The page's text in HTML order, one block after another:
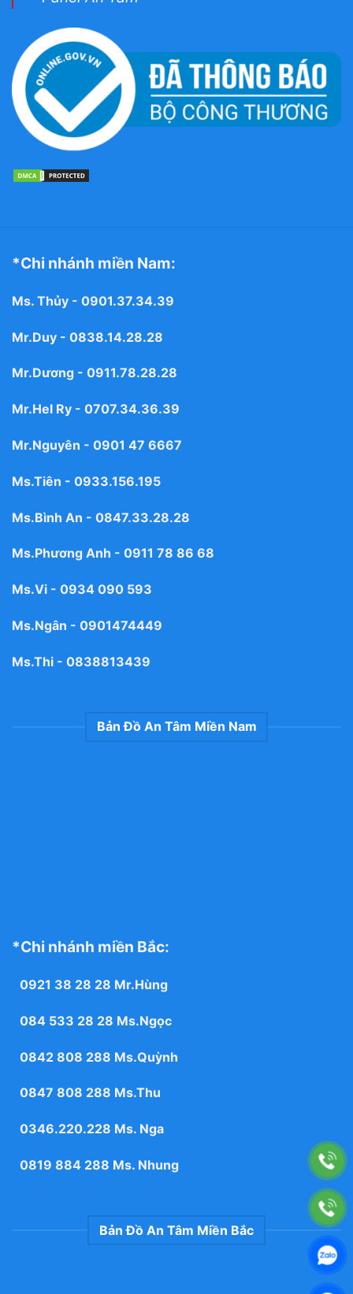
*Chi nhánh miền Nam:
Ms. Thủy - 0901.37.34.39
Mr.Duy - 0838.14.28.28
Mr.Dương - 0911.78.28.28
Mr.Hel Ry - 0707.34.36.39
Mr.Nguyên - 0901 47 6667
Ms.Tiên - 0933.156.195
Ms.Bình An - 0847.33.28.28
Ms.Phương Anh - 0911 78 86 68
Ms.Vi - 0934 090 593
Ms.Ngân - 0901474449
Ms.Thi - 0838813439
Bản Đồ An Tâm Miền Nam
*Chi nhánh miền Bắc:
0921 38 28 28 Mr.Hùng
084 533 28 28 Ms.Ngọc
0842 808 288 Ms.Quỳnh
0847 808 288 Ms.Thu
0346.220.228 Ms. Nga
0819 884 288 Ms. Nhung
Bản Đồ An Tâm Miền Bắc